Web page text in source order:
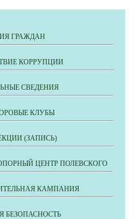
ГРАЖДАН
КОРРУПЦИИ
СВЕДЕНИЯ
КЛУБЫ
(ЗАПИСЬ)
ЦЕНТР ПОЛЕВСКОГО
КАМПАНИЯ
БЕЗОПАСНОСТЬ